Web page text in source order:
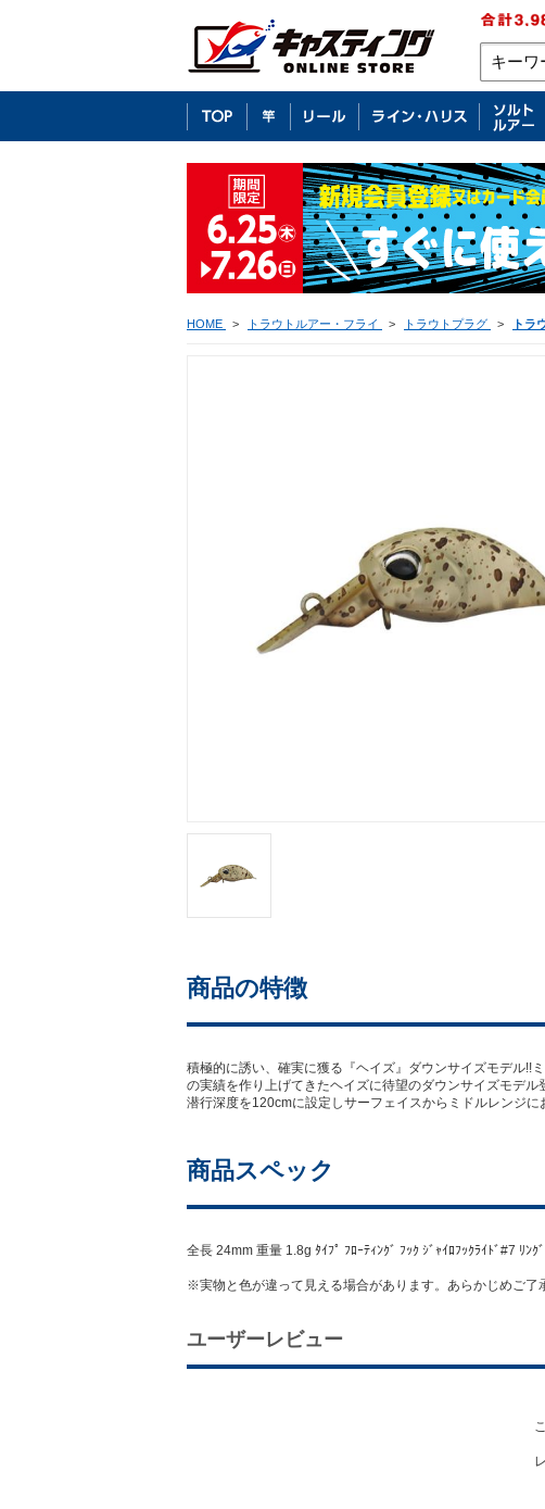
HOME > トラウトルアー・フライ > トラウトプラグ > トラ
商品の特徴
積極的に誘い、確実に獲る『ヘイズ』ダウンサイズモデル!!
の実績を作り上げてきたヘイズに待望のダウンサイズモデ
潜行深度を120cmに設定しサーフェイスからミドルレンジ
商品スペック
全長 24mm 重量 1.8g ﾀｲﾌﾟ ﾌﾛｰﾃｨﾝｸﾞ ﾌｯｸ ｼﾞｬｲﾛﾌｯｸﾗｲﾄﾞ#7 ﾘﾝｸ
※実物と色が違って見える場合があります。あらかじめご了
ユーザーレビュー